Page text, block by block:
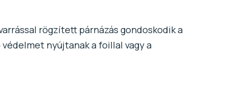
rögzített párnázás gondoskodik a
nyújtanak a foillal vagy a